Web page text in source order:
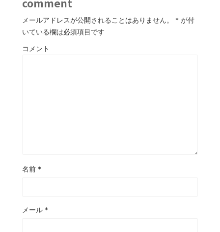
comment
メールアドレスが公開されることはありません。 * が付
いている欄は必須項目です
コメント
名前 *
メール *